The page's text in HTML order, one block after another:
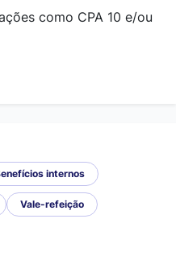
como CPA 10 e/ou
internos
Vale-refeição